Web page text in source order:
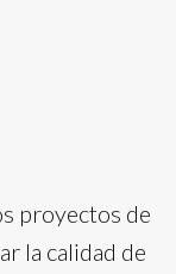
proyectos de
la calidad de